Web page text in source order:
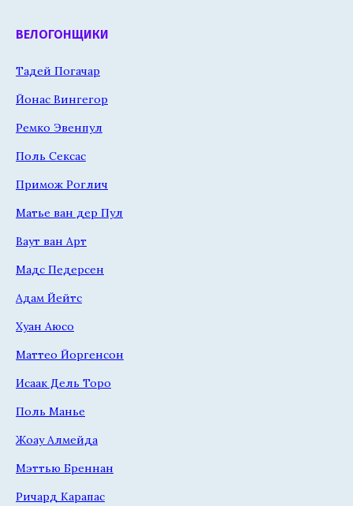
ВЕЛОГОНЩИКИ
Тадей Погачар
Йонас Вингегор
Ремко Эвенпул
Поль Сексас
Примож Роглич
Матье ван дер Пул
Ваут ван Арт
Мадс Педерсен
Адам Йейтс
Хуан Аюсо
Маттео Йоргенсон
Исаак Дель Торо
Поль Манье
Жоау Алмейда
Мэттью Бреннан
Ричард Карапас